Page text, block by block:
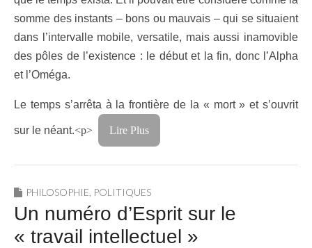
somme des instants – bons ou mauvais – qui se situaient
dans l’intervalle mobile, versatile, mais aussi inamovible
des pôles de l’existence : le début et la fin, donc l’Alpha
et l’Oméga.
Le temps s’arrêta à la frontière de la « mort » et s’ouvrit
sur le néant.<p> Lire Plus
PHILOSOPHIE POLITIQUES
Un numéro d’Esprit sur le
« travail intellectuel »